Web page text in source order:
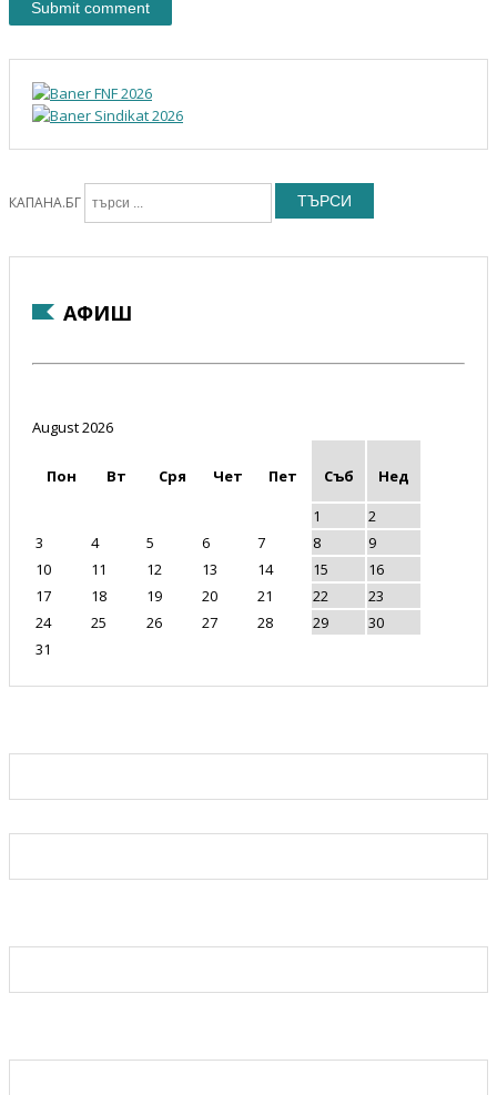
КАПАНА.БГ ТЪРСИ
АФИШ
August 2026
Пон Вт Сря Чет Пет Съб
Нед
1
2
3
4 5 6 7 8
9
10
11 12 13 14 15
16
17
18 19 20 21 22
23
24
25 26 27 28 29
30
31